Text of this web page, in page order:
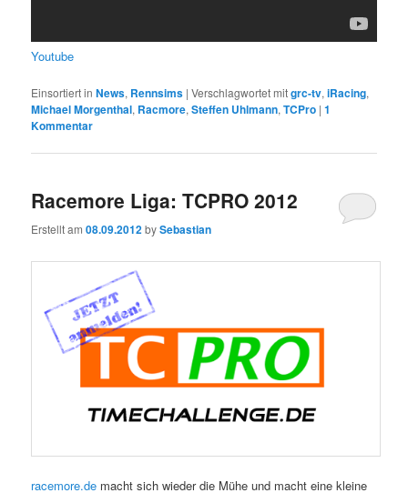
Youtube
Einsortiert in News, Rennsims |Verschlagwortet mitgrc-tv,iRacing,
Michael Morgenthal, Racmore,Steffen Uhlmann,TCPro |1
Kommentar
Racemore Liga: TCPRO 2012
Erstellt am08.09.2012bySebastian
racemore.de macht sich wieder die Mühe und macht eine kleine